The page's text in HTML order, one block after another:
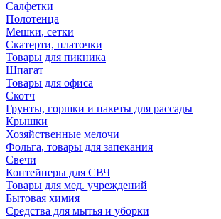
Салфетки
Полотенца
Мешки, сетки
Скатерти, платочки
Товары для пикника
Шпагат
Товары для офиса
Скотч
Грунты, горшки и пакеты для рассады
Крышки
Хозяйственные мелочи
Фольга, товары для запекания
Свечи
Контейнеры для СВЧ
Товары для мед. учреждений
Бытовая химия
Средства для мытья и уборки